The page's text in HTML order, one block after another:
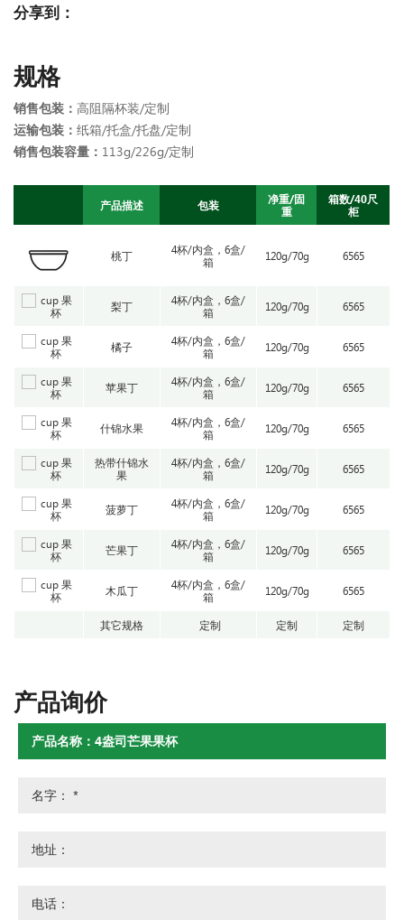
分享到：
规格
销售包装： 高阻隔杯装/定制
运输包装： 纸箱/托盒/托盘/定制
销售包装容量： 113g/226g/定制
产品描述 包装
净重/固
重
箱数/40尺
柜
桃丁
4杯/内盒，6盒/
箱
120g/70g 6565
梨丁
4杯/内盒，6盒/
箱
120g/70g 6565
橘子
4杯/内盒，6盒/
箱
120g/70g 6565
苹果丁
4杯/内盒，6盒/
箱
120g/70g 6565
什锦水果
4杯/内盒，6盒/
箱
120g/70g 6565
热带什锦水
果
4杯/内盒，6盒/
箱
120g/70g 6565
菠萝丁
4杯/内盒，6盒/
箱
120g/70g 6565
芒果丁
4杯/内盒，6盒/
箱
120g/70g 6565
木瓜丁
4杯/内盒，6盒/
箱
120g/70g 6565
其它规格 定制 定制 定制
产品询价